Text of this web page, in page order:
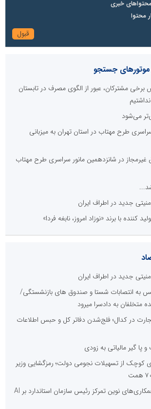
محتواهای خبری
محتوا
موتورهای جستجو
مشترکان، عبور از الگوی مصرف در تابستان
می‌شود
طرح مهتاب در استان تهران به میزبانی
183 برق غیرمجاز در شانزدهمین مانور سراسری طرح مهتاب
جدید در اطراف ایران
کننده با برند «نوزاد امروز، نابغه فردا»
جدید در اطراف ایران
به انتصابات شستا و صندوق های بازنشستگی/
متخلفان به دادسرا میرود
در کدال؛ فلج‌شدن دفاتر کل و حبس اطلاعات
گیر مالیاتی به زودی
کوچک از تسهیلات نجومی دولت؛ رمزگشایی وزیر
بریکس در مسیر همکاری‌های نوین تمرکز رئیس سازمان استاندارد بر AI